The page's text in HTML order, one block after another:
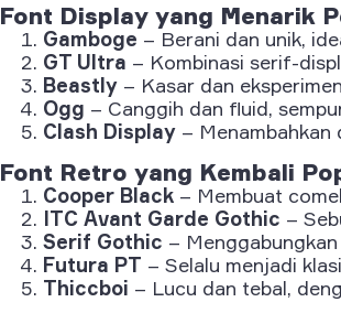
Font Display yang Menarik
Gamboge – Berani dan unik,
GT Ultra – Kombinasi serif-
Beastly – Kasar dan
Ogg – Canggih dan fluid,
Clash Display –
Font Retro yang Kembali
Cooper Black – Membuat
ITC Avant Garde Gothic –
Serif Gothic –
Futura PT – Selalu menjadi
Thiccboi – Lucu dan tebal,